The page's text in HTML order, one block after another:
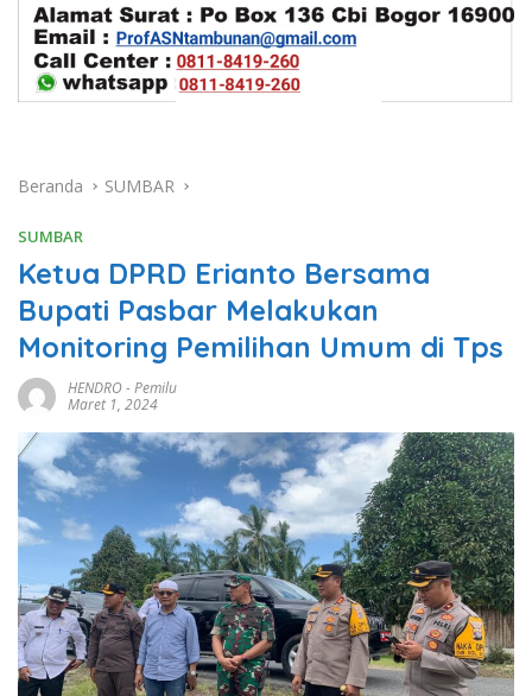
Beranda SUMBAR
SUMBAR
Ketua DPRD Erianto Bersama
Bupati Pasbar Melakukan
Monitoring Pemilihan Umum di Tps
HENDRO-Pemilu
Maret 1, 2024